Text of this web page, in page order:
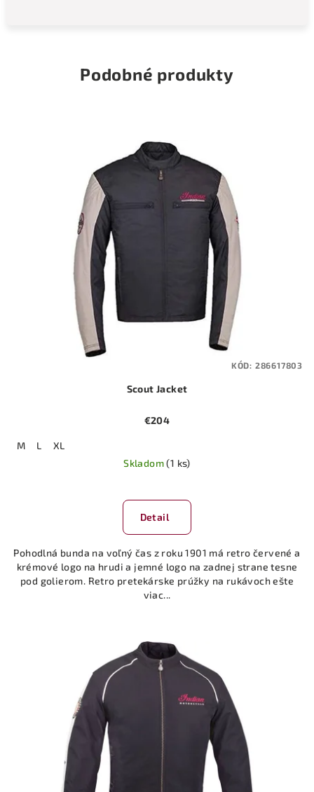
Podobné produkty
Scout Jacket
€204
M L
XL
Skladom(1 ks)
Detail
Pohodlná bunda na voľný čas z roku 1901 má retro červené a
krémové logo na hrudi a jemné logo na zadnej strane tesne
pod golierom. Retro pretekárske prúžky na rukávoch ešte
viac...
KÓD: 286617803